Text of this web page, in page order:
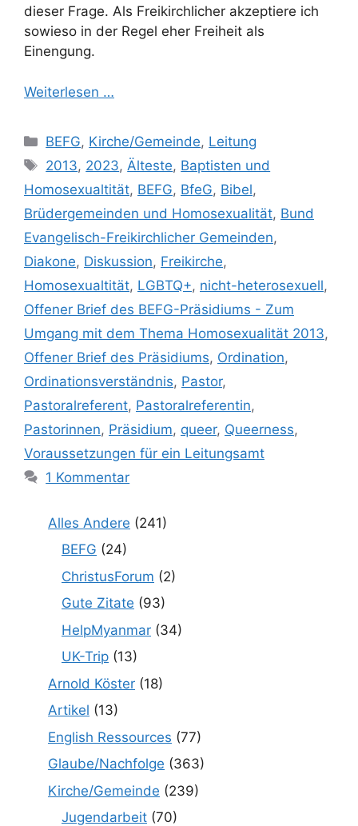
dieser Frage. Als Freikirchlicher akzeptiere ich
sowieso in der Regel eher Freiheit als
Einengung.
Weiterlesen …
Kategorien
BEFG, Kirche/Gemeinde, Leitung
Schlagwörter
2013, 2023, Älteste, Baptisten und
Homosexualtität, BEFG, BfeG, Bibel,
Brüdergemeinden und Homosexualität, Bund
Evangelisch-Freikirchlicher Gemeinden,
Diakone, Diskussion, Freikirche,
Homosexualtität, LGBTQ+, nicht-heterosexuell,
Offener Brief des BEFG-Präsidiums - Zum
Umgang mit dem Thema Homosexualität 2013,
Offener Brief des Präsidiums, Ordination,
Ordinationsverständnis, Pastor,
Pastoralreferent, Pastoralreferentin,
Pastorinnen, Präsidium, queer, Queerness,
Voraussetzungen für ein Leitungsamt
1 Kommentar
Alles Andere (241)
BEFG (24)
ChristusForum (2)
Gute Zitate (93)
HelpMyanmar (34)
UK-Trip (13)
Arnold Köster (18)
Artikel (13)
English Ressources (77)
Glaube/Nachfolge (363)
Kirche/Gemeinde (239)
Jugendarbeit (70)